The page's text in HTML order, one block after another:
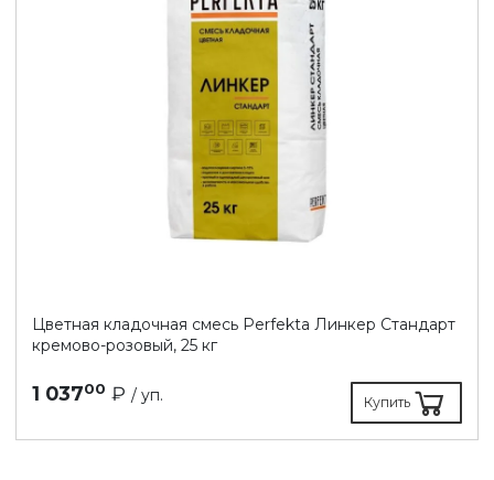
Цветная кладочная смесь Perfekta Линкер Стандарт
кремово-розовый, 25 кг
1 03700 ₽ / уп. Купить